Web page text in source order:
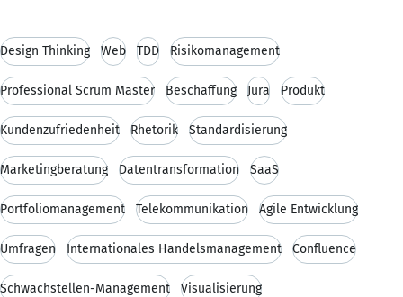
Design Thinking Web TDD Risikomanagement
Professional Scrum Master Beschaffung Jura Produkt
Kundenzufriedenheit Rhetorik Standardisierung
Marketingberatung Datentransformation SaaS
Portfoliomanagement Telekommunikation Agile Entwicklung
Umfragen Internationales Handelsmanagement Confluence
Schwachstellen-Management Visualisierung